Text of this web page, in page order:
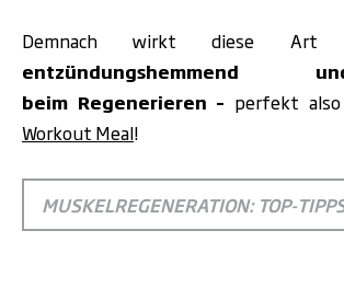
Demnach wirkt diese Art
beim Regenerieren – perfekt
Workout Meal!
MUSKELREGENERATION: TOP-